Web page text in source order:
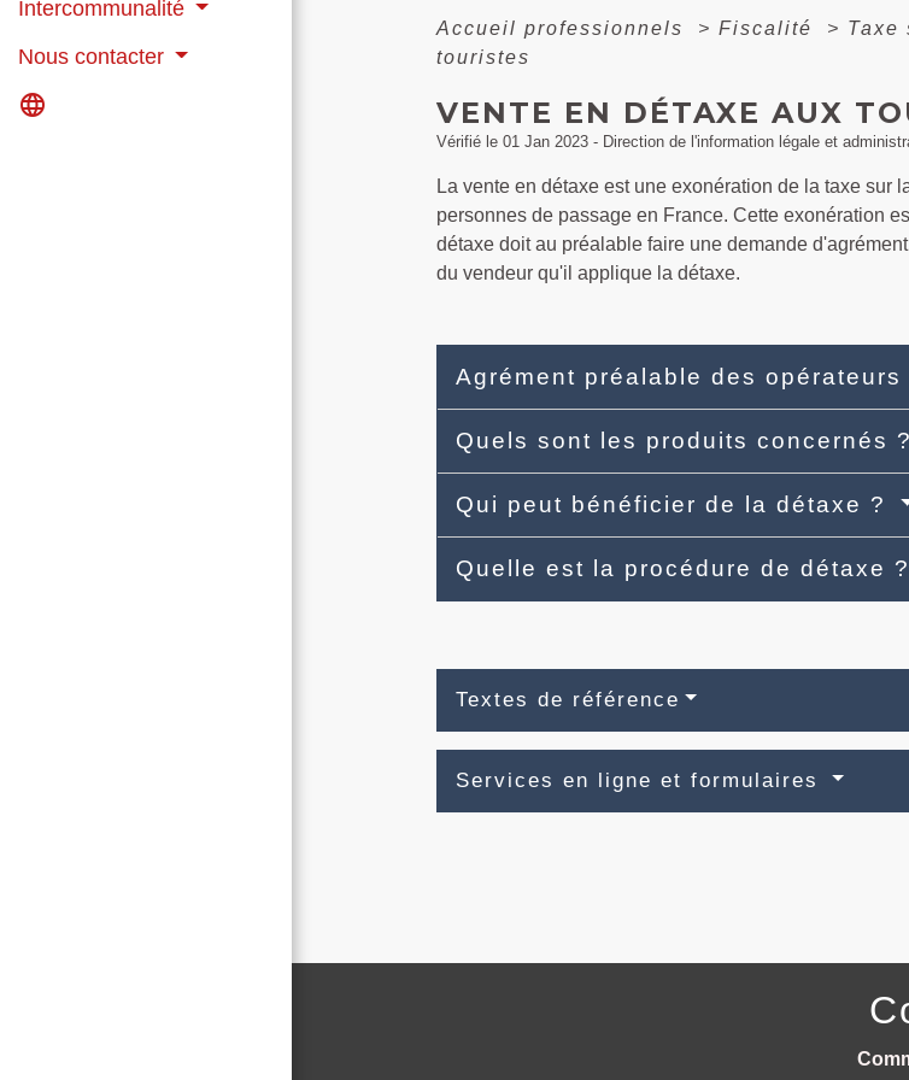
Intercommunalité
Nous contacter
language
Accueil professionnels > Fiscalité > Taxe
touristes
VENTE EN DÉTAXE AUX
Vérifié le 01 Jan 2023 - Direction de l'information légale et
La vente en détaxe est une exonération de la taxe sur
personnes de passage en France. Cette exonération
détaxe doit au préalable faire une demande
du vendeur qu'il applique la détaxe.
Agrément préalable des opérateurs
Quels sont les produits concernés ?
Qui peut bénéficier de la détaxe ?
Quelle est la procédure de détaxe ?
Textes de référence
Services en ligne et formulaires